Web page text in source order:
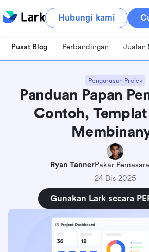
Hubungi kami
Pusat Blog Perbandingan Jualan
Pengurusan Projek
Panduan Papan
Contoh,
Ryan TannerPakar
24 Dis 2025
Gunakan Lark secara